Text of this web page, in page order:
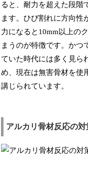
ると、耐力を超えた段階
ます。ひび割れに方向性
力になると10mm以上の
まうのが特徴です。かつ
ていた時代には多く見ら
め、現在は無害骨材を使
講じられています。
アルカリ骨材反応の対